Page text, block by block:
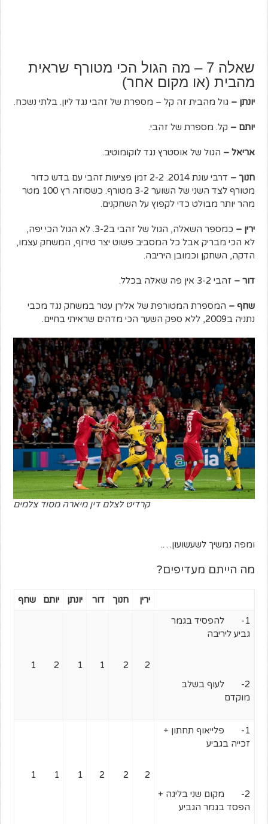
שאלה 7 – מה הגול הכי מטורף שראית
מהבית (או מקום אחר)
יונתן – גול מהבית זה קל – מספרת של זהבי נגד ליון. בלתי נשכח.
יותם – קל. מספרת של זהבי.
אריאל – הגול של אוסטרץ נגד לוקומוטיב.
חנוך –
דרבי עונת 2014. 2-2 זמן פציעות זהבי עם בדש כדור
מטורף לצד השני של השוער 3-2 מטורף. כשסוזה רץ 100 מטר
מהר יותר מבולט כדי לקפוץ על השחקנים.
ירין –
כמספר השאלה, הגול של זהבי ב3-2. לא הגול הכי יפה,
לא הכי מבריק אבל כל המסביב פשוט יצר טירוף, המשחק עצמו,
הדקה, השחקן וכמובן היריבה.
דור –זהבי 3-2 אין פה שאלה בכלל.
שחף – המספרת המטורפת של אלירן עטר במשחק נגד מכבי
נתניה ב2009, ללא ספק השער הכי מדהים שראיתי בחיים.
קרדיט לצלם דין מיארה מסוד צלמים
ומפה נמשיך לשעשועון….
מה הייתם מעדיפים?
ירין חנוך דור יונתן יותם
שחף
1- להפסיד בגמר
גביע ליריבה
2- לעוף בשלב
מוקדם
2
2
1
1
2
1
1- פלייאוף תחתון +
זכייה בגביע
2- מקום שני בליגה +
הפסד בגמר הגביע
2
2
2
1
1
1